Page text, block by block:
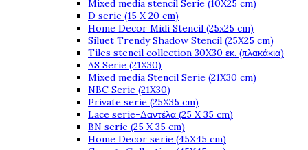
Mixed media stencil Serie (10X25 cm)
D serie (15 X 20 cm)
Home Decor Midi Stencil (25x25 cm)
Siluet Trendy Shadow Stencil (25X25 cm)
Tiles stencil collection 30X30 εκ. (πλακάκια)
AS Serie (21X30)
Mixed media Stencil Serie (21X30 cm)
NBC Serie (21X30)
Private serie (25X35 cm)
Lace serie-Δαντέλα (25 X 35 cm)
BN serie (25 X 35 cm)
Home Decor serie (45X45 cm)